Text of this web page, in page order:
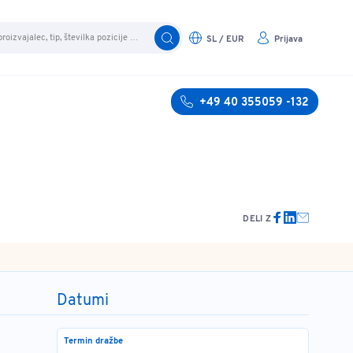
SL / EUR Prijava
+49 40 355059 -132
DELI Z
Datumi
Termin dražbe